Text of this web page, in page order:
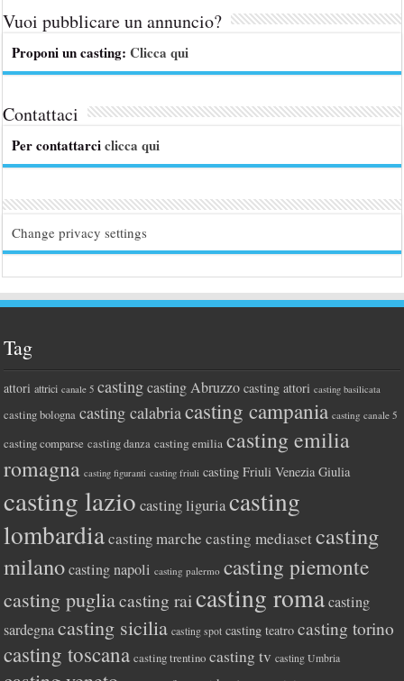
Vuoi pubblicare un annuncio?
Proponi un casting:Clicca qui
Contattaci
Per contattarciclicca qui
Change privacy settings
Tag
attori attrici canale 5 casting casting Abruzzo casting attori casting basilicata
casting bologna casting calabriacasting campania casting canale 5
casting comparse casting danza casting emilia casting emilia
romagna casting figuranti casting friuli casting Friuli Venezia Giulia
casting lazio casting liguriacasting
lombardiacasting marche casting mediasetcasting
milano casting napoli casting palermo casting piemonte
casting pugliacasting raicasting roma casting
sardegna casting sicilia casting spot casting teatro casting torino
casting toscana casting trentino casting tv casting Umbria